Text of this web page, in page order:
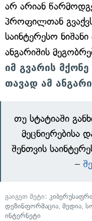
არ არიან
პროფილთან
საინტერესო
ანგარიშის
იმ გვარის
თავად ამ
თუ სტატიაში
მეცნიერებისა
შენთვის
–
გაიგეთ მეტი:
დეზინფორმაცია, მედია,
ინტერნეტი